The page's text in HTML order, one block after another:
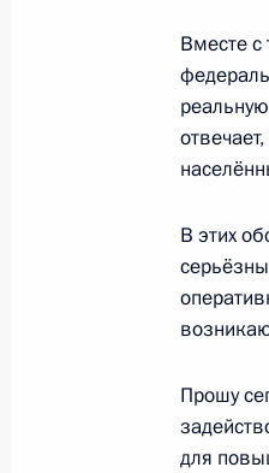
Запуск
3
9 августа
Вместе с
В этих
Прошу
для